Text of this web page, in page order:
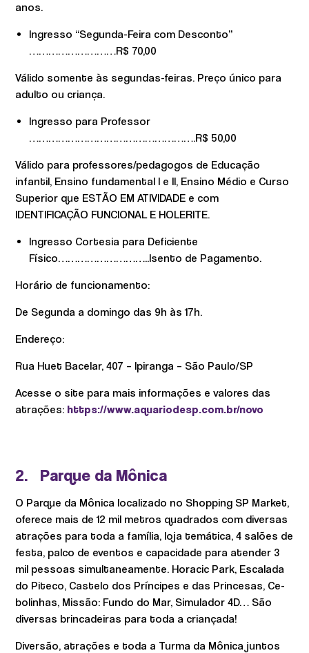
anos.
Ingresso “Segunda-Feira com Desconto”
………………………R$ 70,00
Válido somente às segundas-feiras. Preço único para
adulto ou criança.
Ingresso para Professor
…………………………………………….R$ 50,00
Válido para professores/pedagogos de Educação
infantil, Ensino fundamental I e II, Ensino Médio e Curso
Superior que ESTÃO EM ATIVIDADE e com
IDENTIFICAÇÃO FUNCIONAL E HOLERITE.
Ingresso Cortesia para Deficiente
Físico………………………..Isento de Pagamento.
Horário de funcionamento:
De Segunda a domingo das 9h às 17h.
Endereço:
Rua Huet Bacelar, 407 – Ipiranga – São Paulo/SP
Acesse o site para mais informações e valores das
atrações: https://www.aquariodesp.com.br/novo
2. Parque da Mônica
O Parque da Mônica localizado no Shopping SP Market,
oferece mais de 12 mil metros quadrados com diversas
atrações para toda a família, loja temática, 4 salões de
festa, palco de eventos e capacidade para atender 3
mil pessoas simultaneamente. Horacic Park, Escalada
do Piteco, Castelo dos Príncipes e das Princesas, Ce-
bolinhas, Missão: Fundo do Mar, Simulador 4D… São
diversas brincadeiras para toda a criançada!
Diversão, atrações e toda a Turma da Mônica juntos